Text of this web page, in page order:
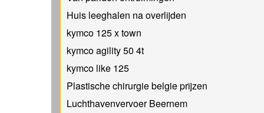
Huis leeghalen na overlijden
kymco 125 x town
kymco agility 50 4t
kymco like 125
Plastische chirurgie belgie prijzen
Luchthavenvervoer Beernem